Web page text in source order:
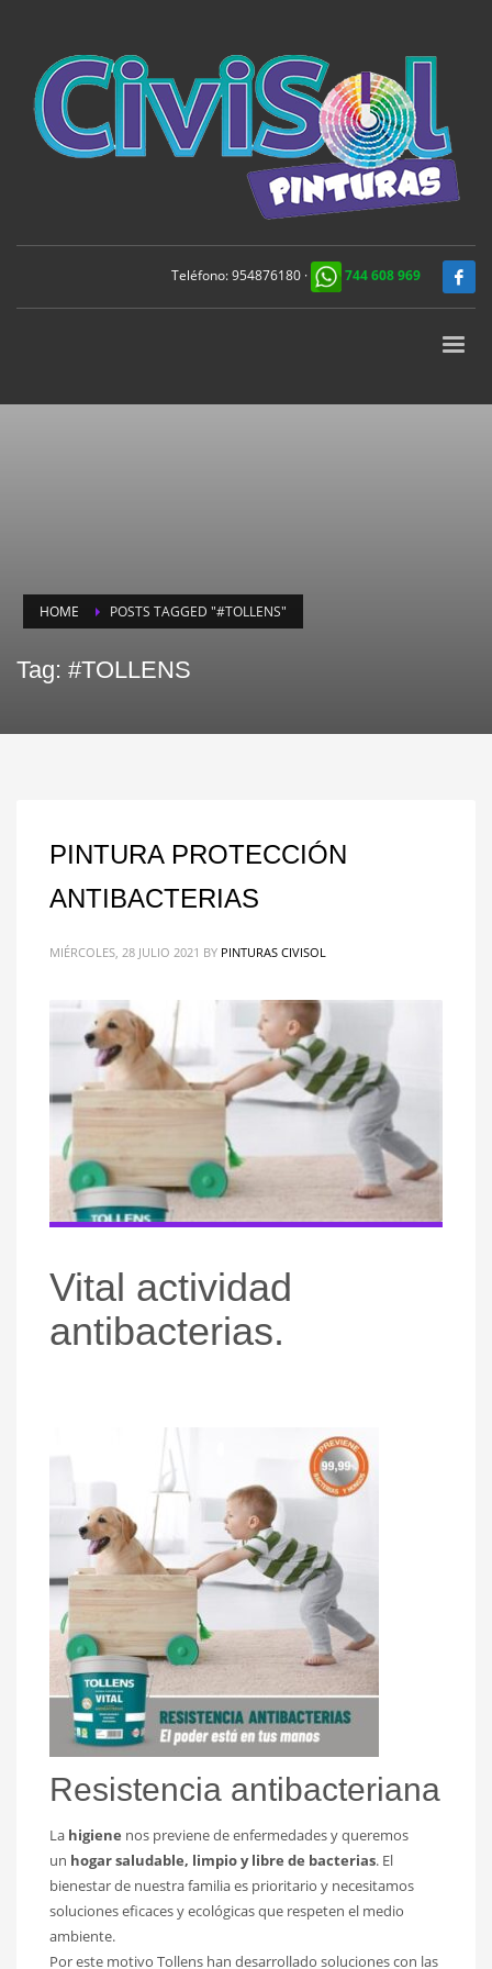
Teléfono:954876180 · 744 608 969
HOME POSTS TAGGED "#TOLLENS"
Tag: #TOLLENS
PINTURA PROTECCIÓN
ANTIBACTERIAS
MIÉRCOLES, 28 JULIO 2021 BY PINTURAS CIVISOL
Vital actividad
antibacterias.
Resistencia antibacteriana
La higiene nos previene de enfermedades y queremos
un hogar saludable, limpio y libre de bacterias. El
bienestar de nuestra familia es prioritario y necesitamos
soluciones eficaces y ecológicas que respeten el medio
ambiente.
Por este motivo Tollens han desarrollado soluciones con las